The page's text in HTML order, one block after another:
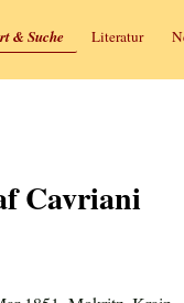
& Suche Literatur
Cavriani